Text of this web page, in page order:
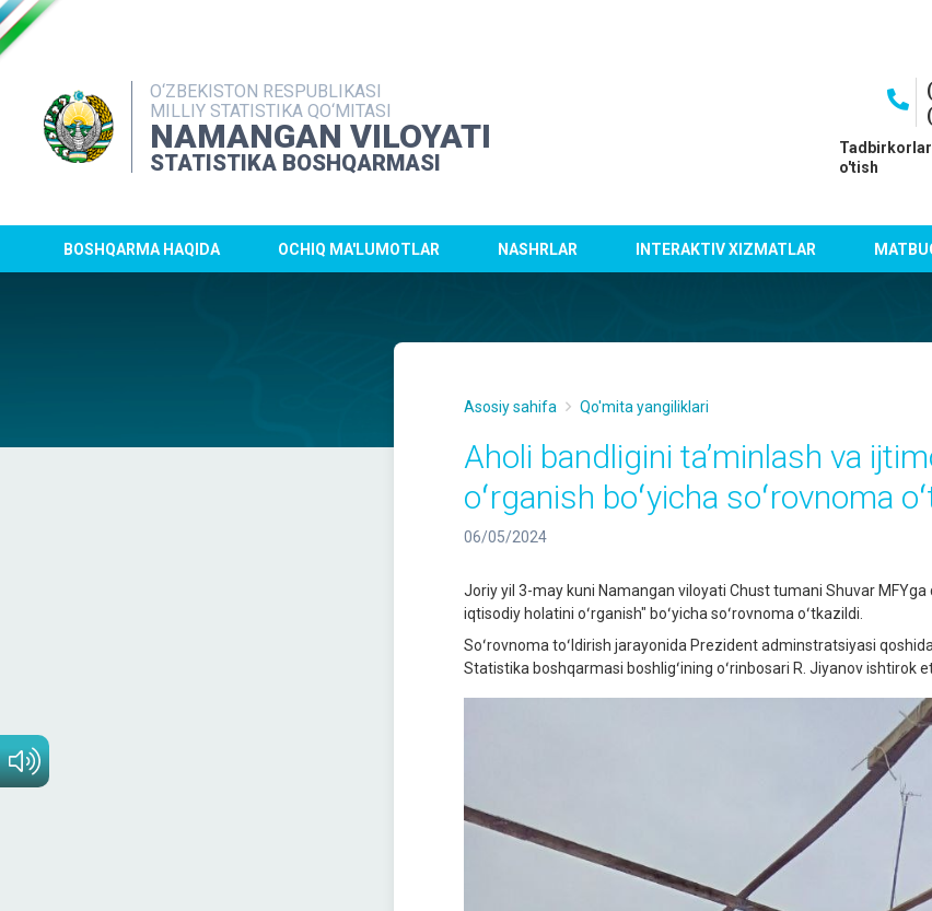
O‘ZBEKISTON RESPUBLIKASI
MILLIY STATISTIKA QO‘MITASI
NAMANGAN VILOYATI
STATISTIKA BOSHQARMASI
Tadbirkorlar
o'tish
BOSHQARMA HAQIDA OCHIQ MA'LUMOTLAR NASHRLAR INTERAKTIV XIZMATLAR
Asosiy sahifa Qo'mita yangiliklari
Aholi bandligini ta’minlash va
oʻrganish boʻyicha soʻrovnoma
06/05/2024
Joriy yil 3-may kuni Namangan viloyati Chust tumani Shuvar
iqtisodiy holatini oʻrganish" boʻyicha soʻrovnoma oʻtkazildi.
Soʻrovnoma toʻldirish jarayonida Prezident adminstratsiyasi
Statistika boshqarmasi boshligʻining oʻrinbosari R. Jiyanov ishtirok